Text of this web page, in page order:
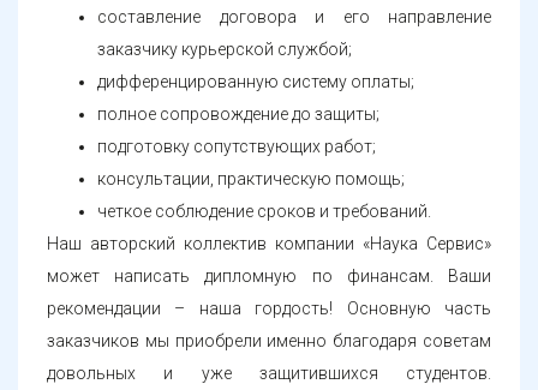
составление договора и его направление
заказчику курьерской службой;
дифференцированную систему оплаты;
полное сопровождение до защиты;
подготовку сопутствующих работ;
консультации, практическую помощь;
четкое соблюдение сроков и требований.
Наш авторский коллектив компании «Наука Сервис»
может написать дипломную по финансам. Ваши
рекомендации – наша гордость! Основную часть
заказчиков мы приобрели именно благодаря советам
довольных и уже защитившихся студентов.